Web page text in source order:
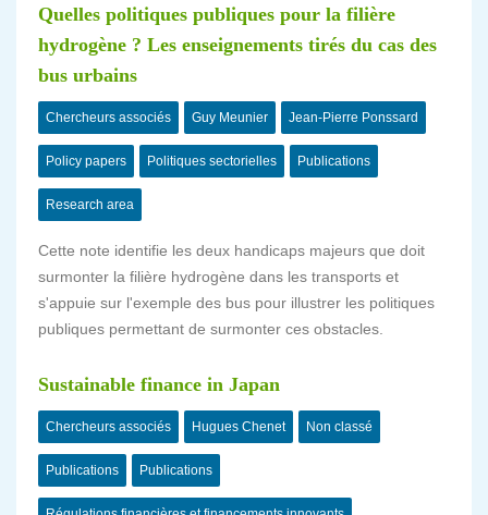
Quelles politiques publiques pour la filière
hydrogène ? Les enseignements tirés du cas des
bus urbains
Chercheurs associés Guy Meunier Jean-Pierre Ponssard
Policy papers Politiques sectorielles Publications
Research area
Cette note identifie les deux handicaps majeurs que doit
surmonter la filière hydrogène dans les transports et
s'appuie sur l'exemple des bus pour illustrer les politiques
publiques permettant de surmonter ces obstacles.
Sustainable finance in Japan
Chercheurs associés Hugues Chenet Non classé
Publications Publications